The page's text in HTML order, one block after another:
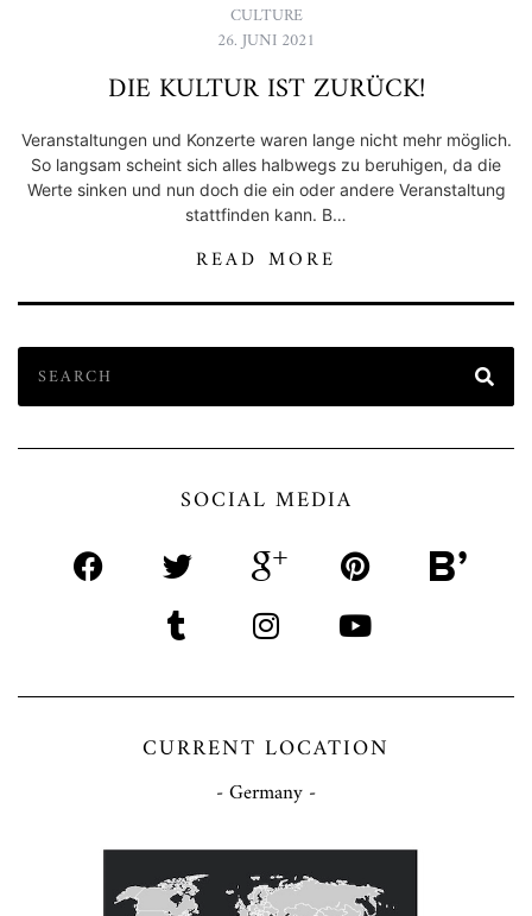
CULTURE
26. JUNI 2021
DIE KULTUR IST ZURÜCK!
Veranstaltungen und Konzerte waren lange nicht mehr möglich.
So langsam scheint sich alles halbwegs zu beruhigen, da die
Werte sinken und nun doch die ein oder andere Veranstaltung
stattfinden kann. B…
READ MORE
SOCIAL MEDIA
CURRENT LOCATION
- Germany -